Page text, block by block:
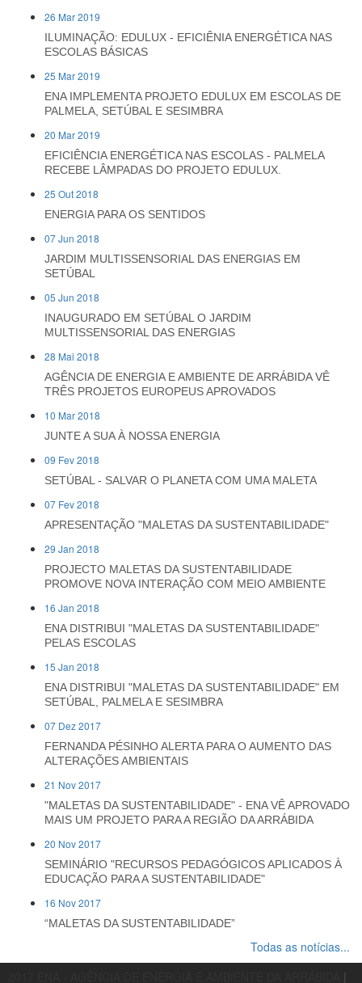
26 Mar 2019
ILUMINAÇÃO: EDULUX - EFICIÊNIA ENERGÉTICA NAS
ESCOLAS BÁSICAS
25 Mar 2019
ENA IMPLEMENTA PROJETO EDULUX EM ESCOLAS DE
PALMELA, SETÚBAL E SESIMBRA
20 Mar 2019
EFICIÊNCIA ENERGÉTICA NAS ESCOLAS - PALMELA
RECEBE LÂMPADAS DO PROJETO EDULUX.
25 Out 2018
ENERGIA PARA OS SENTIDOS
07 Jun 2018
JARDIM MULTISSENSORIAL DAS ENERGIAS EM
SETÚBAL
05 Jun 2018
INAUGURADO EM SETÚBAL O JARDIM
MULTISSENSORIAL DAS ENERGIAS
28 Mai 2018
AGÊNCIA DE ENERGIA E AMBIENTE DE ARRÁBIDA VÊ
TRÊS PROJETOS EUROPEUS APROVADOS
10 Mar 2018
JUNTE A SUA À NOSSA ENERGIA
09 Fev 2018
SETÚBAL - SALVAR O PLANETA COM UMA MALETA
07 Fev 2018
APRESENTAÇÃO "MALETAS DA SUSTENTABILIDADE"
29 Jan 2018
PROJECTO MALETAS DA SUSTENTABILIDADE
PROMOVE NOVA INTERAÇÃO COM MEIO AMBIENTE
16 Jan 2018
ENA DISTRIBUI "MALETAS DA SUSTENTABILIDADE"
PELAS ESCOLAS
15 Jan 2018
ENA DISTRIBUI "MALETAS DA SUSTENTABILIDADE" EM
SETÚBAL, PALMELA E SESIMBRA
07 Dez 2017
FERNANDA PÉSINHO ALERTA PARA O AUMENTO DAS
ALTERAÇÕES AMBIENTAIS
21 Nov 2017
"MALETAS DA SUSTENTABILIDADE" - ENA VÊ APROVADO
MAIS UM PROJETO PARA A REGIÃO DA ARRÁBIDA
20 Nov 2017
SEMINÁRIO "RECURSOS PEDAGÓGICOS APLICADOS À
EDUCAÇÃO PARA A SUSTENTABILIDADE"
16 Nov 2017
“MALETAS DA SUSTENTABILIDADE”
Todas as notícias...
|